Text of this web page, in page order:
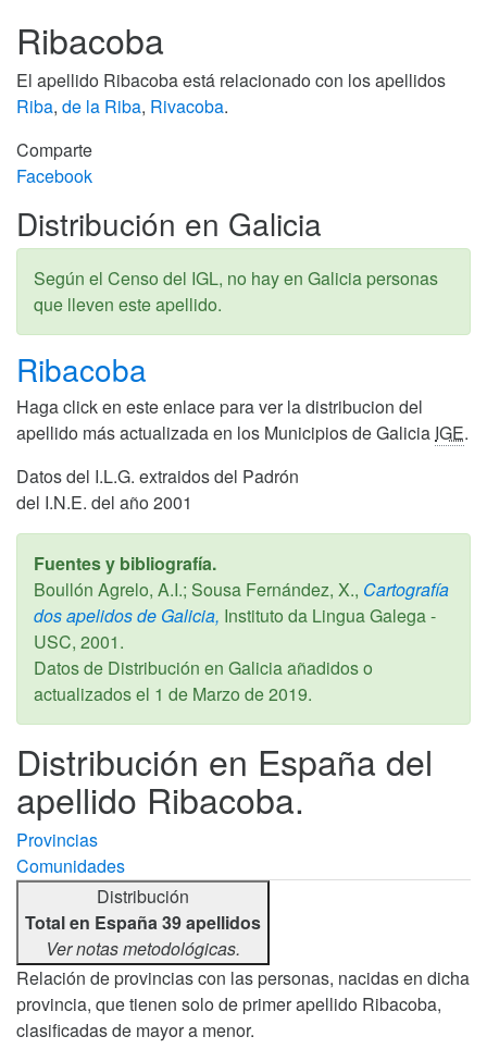
Ribacoba
El apellido Ribacoba está relacionado con los apellidos
Riba, de la Riba, Rivacoba.
Comparte
Facebook
Distribución en Galicia
Según el Censo del IGL, no hay en Galicia personas
que lleven este apellido.
Ribacoba
Haga click en este enlace para ver la distribucion del
apellido más actualizada en los Municipios de Galicia IGE.
Datos del I.L.G. extraidos del Padrón
del I.N.E. del año 2001
Fuentes y bibliografía.
Boullón Agrelo, A.I.; Sousa Fernández, X., Cartografía
dos apelidos de Galicia, Instituto da Lingua Galega -
USC, 2001.
Datos de Distribución en Galicia añadidos o
actualizados el 1 de Marzo de 2019.
Distribución en España del
apellido Ribacoba.
Provincias
Comunidades
Distribución
Total en España 39 apellidos
Ver notas metodológicas.
Relación de provincias con las personas, nacidas en dicha
provincia, que tienen solo de primer apellido Ribacoba,
clasificadas de mayor a menor.